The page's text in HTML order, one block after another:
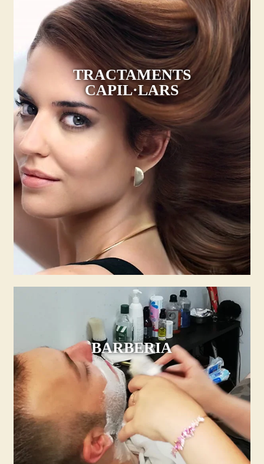
TRACTAMENTS
CAPIL·LARS
BARBERIA